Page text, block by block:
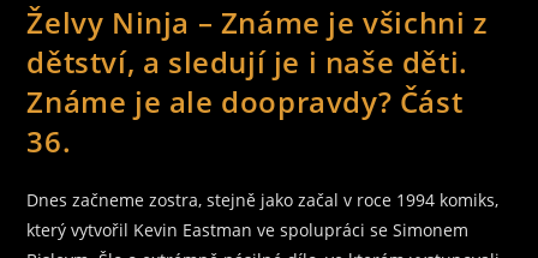
Želvy Ninja – Známe je všichni z
dětství, a sledují je i naše děti.
Známe je ale doopravdy? Část
36.
Dnes začneme zostra, stejně jako začal v roce 1994 komiks,
který vytvořil Kevin Eastman ve spolupráci se Simonem